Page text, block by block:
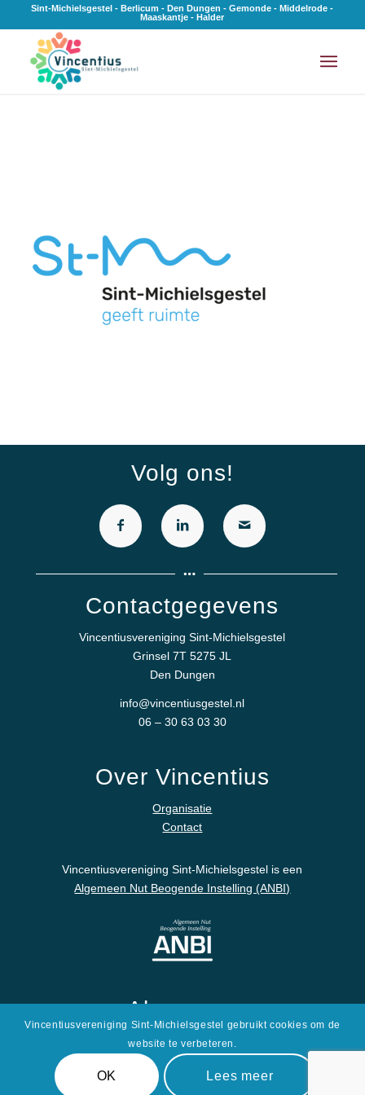
Sint-Michielsgestel - Berlicum - Den Dungen - Gemonde - Middelrode -
Maaskantje - Halder
Volg ons!
Contactgegevens
Vincentiusvereniging Sint-Michielsgestel
Grinsel 7T 5275 JL
Den Dungen
info@vincentiusgestel.nl
06 – 30 63 03 30
Over Vincentius
Organisatie
Contact
Vincentiusvereniging Sint-Michielsgestel is een
Algemeen Nut Beogende Instelling (ANBI)
Algemeen
Disclaimer
Privacyverklaring
Vincentiusvereniging Sint-Michielsgestel gebruikt cookies om de
website te verbeteren.
OK Lees meer